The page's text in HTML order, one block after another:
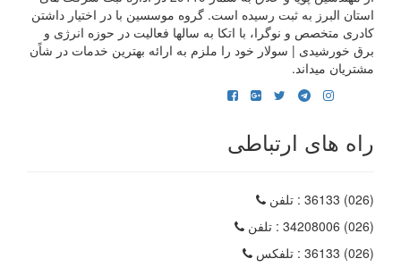
استان البرز به ثبت رسیده است. گروه موسسین با در اختیار داشتن
کادری متخصص و نوگرا، با اتکا به سالها فعالیت در حوزه انرژی و
برق خورشیدی | سولار خود را ملزم به ارائه بهترین خدمات در شاًن
مشتریان میداند.
راه های ارتباطی
(026) 36133
: تلفن
(026) 34208006
: تلفن
(026) 36133
: تلفکس